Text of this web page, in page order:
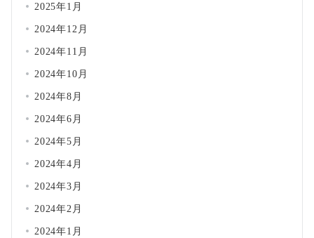
2025年1月
2024年12月
2024年11月
2024年10月
2024年8月
2024年6月
2024年5月
2024年4月
2024年3月
2024年2月
2024年1月